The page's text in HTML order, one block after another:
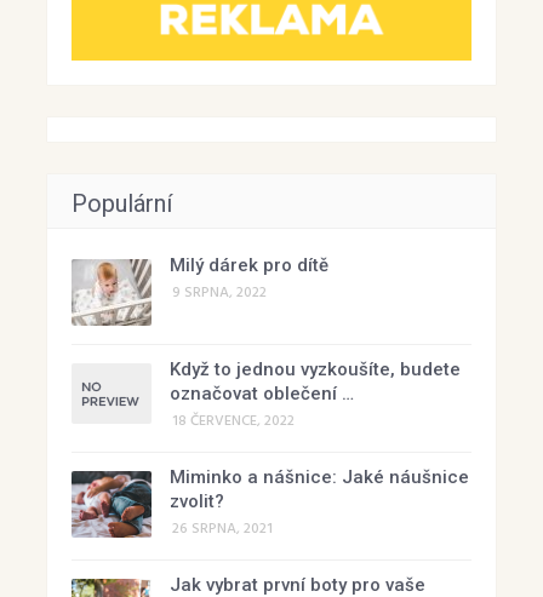
Populární
Milý dárek pro dítě
9 SRPNA, 2022
Když to jednou vyzkoušíte, budete
označovat oblečení …
18 ČERVENCE, 2022
Miminko a nášnice: Jaké náušnice
zvolit?
26 SRPNA, 2021
Jak vybrat první boty pro vaše